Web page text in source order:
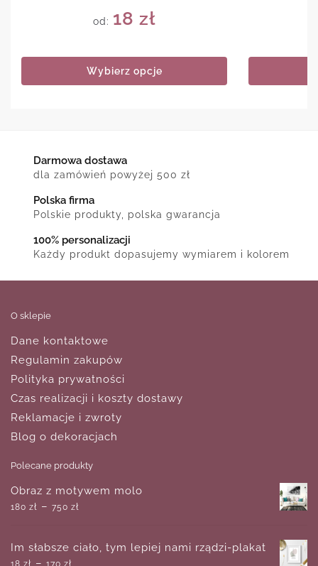
od: 18 zł
Wybierz opcje
Darmowa dostawa
dla zamówień powyżej 500 zł
Polska firma
Polskie produkty, polska gwarancja
100% personalizacji
Każdy produkt dopasujemy wymiarem i kolorem
O sklepie
Dane kontaktowe
Regulamin zakupów
Polityka prywatności
Czas realizacji i koszty dostawy
Reklamacje i zwroty
Blog o dekoracjach
Polecane produkty
Obraz z motywem molo
180 zł – 750 zł
Im słabsze ciało, tym lepiej nami rządzi-plakat
18 zł – 170 zł